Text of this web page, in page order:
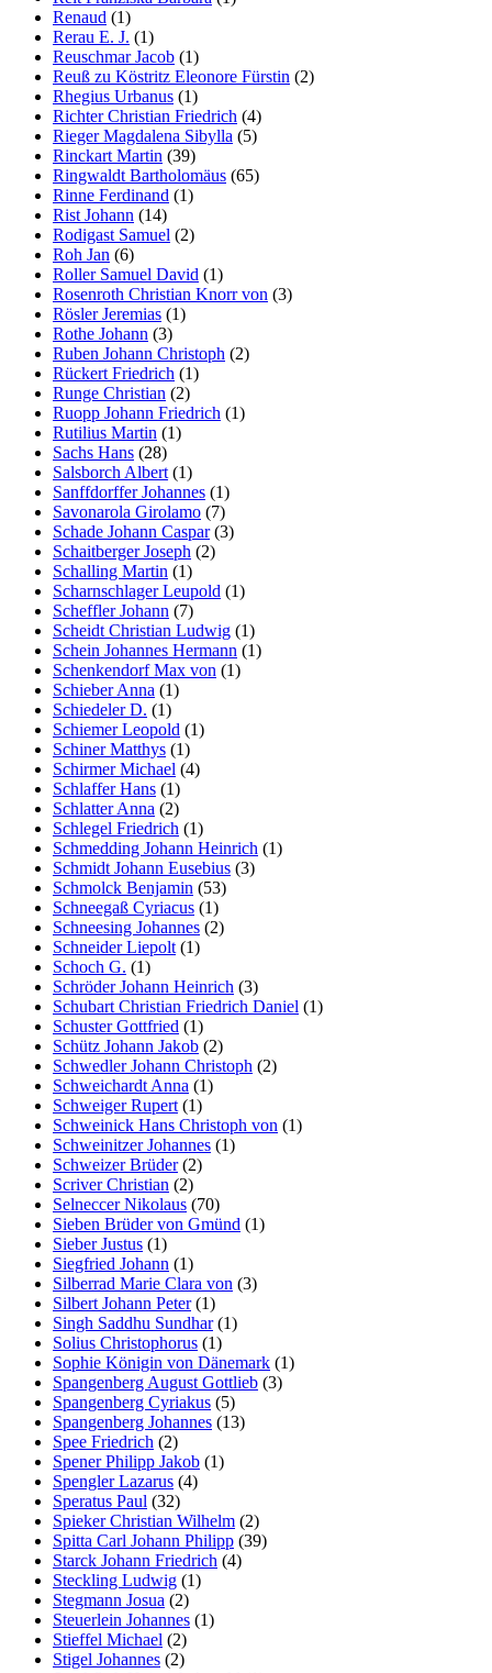
Renaud (1)
Rerau E. J. (1)
Reuschmar Jacob (1)
Reuß zu Köstritz Eleonore Fürstin (2)
Rhegius Urbanus (1)
Richter Christian Friedrich (4)
Rieger Magdalena Sibylla (5)
Rinckart Martin (39)
Ringwaldt Bartholomäus (65)
Rinne Ferdinand (1)
Rist Johann (14)
Rodigast Samuel (2)
Roh Jan (6)
Roller Samuel David (1)
Rosenroth Christian Knorr von (3)
Rösler Jeremias (1)
Rothe Johann (3)
Ruben Johann Christoph (2)
Rückert Friedrich (1)
Runge Christian (2)
Ruopp Johann Friedrich (1)
Rutilius Martin (1)
Sachs Hans (28)
Salsborch Albert (1)
Sanffdorffer Johannes (1)
Savonarola Girolamo (7)
Schade Johann Caspar(3)
Schaitberger Joseph (2)
Schalling Martin (1)
Scharnschlager Leupold (1)
Scheffler Johann (7)
Scheidt Christian Ludwig (1)
Schein Johannes Hermann (1)
Schenkendorf Max von (1)
Schieber Anna (1)
Schiedeler D. (1)
Schiemer Leopold (1)
Schiner Matthys (1)
Schirmer Michael (4)
Schlaffer Hans (1)
Schlatter Anna (2)
Schlegel Friedrich (1)
Schmedding Johann Heinrich (1)
Schmidt Johann Eusebius (3)
Schmolck Benjamin (53)
Schneegaß Cyriacus (1)
Schneesing Johannes (2)
Schneider Liepolt (1)
Schoch G. (1)
Schröder Johann Heinrich (3)
Schubart Christian Friedrich Daniel (1)
Schuster Gottfried (1)
Schütz Johann Jakob (2)
Schwedler Johann Christoph (2)
Schweichardt Anna (1)
Schweiger Rupert (1)
Schweinick Hans Christoph von (1)
Schweinitzer Johannes (1)
Schweizer Brüder(2)
Scriver Christian (2)
Selneccer Nikolaus (70)
Sieben Brüder von Gmünd (1)
Sieber Justus (1)
Siegfried Johann (1)
Silberrad Marie Clara von (3)
Silbert Johann Peter(1)
Singh Saddhu Sundhar(1)
Solius Christophorus (1)
Sophie Königin von Dänemark (1)
Spangenberg August Gottlieb (3)
Spangenberg Cyriakus (5)
Spangenberg Johannes (13)
Spee Friedrich (2)
Spener Philipp Jakob (1)
Spengler Lazarus (4)
Speratus Paul (32)
Spieker Christian Wilhelm (2)
Spitta Carl Johann Philipp (39)
Starck Johann Friedrich (4)
Steckling Ludwig (1)
Stegmann Josua (2)
Steuerlein Johannes (1)
Stieffel Michael (2)
Stigel Johannes (2)